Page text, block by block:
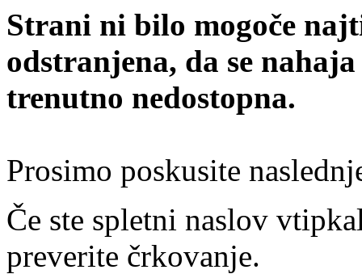
Strani ni bilo mogoče
odstranjena, da se
trenutno nedostopna.
Prosimo poskusite
Če ste spletni naslov
preverite črkovanje.